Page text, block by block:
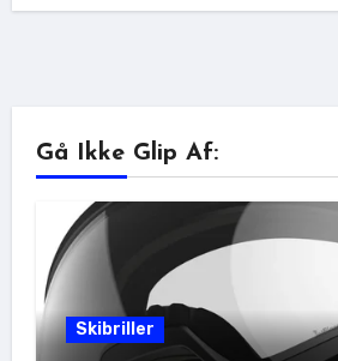
Gå Ikke Glip Af:
Skibriller